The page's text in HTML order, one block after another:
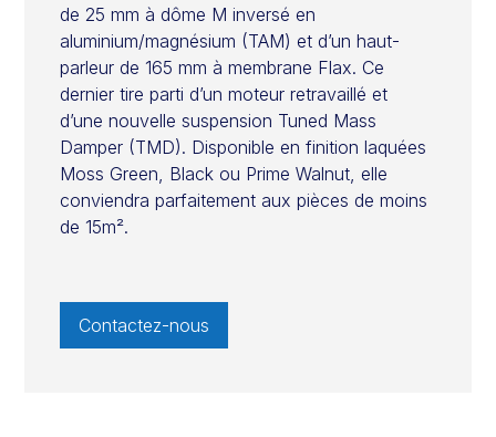
de 25 mm à dôme M inversé en
aluminium/magnésium (TAM) et d’un haut-
parleur de 165 mm à membrane Flax. Ce
dernier tire parti d’un moteur retravaillé et
d’une nouvelle suspension Tuned Mass
Damper (TMD). Disponible en finition laquées
Moss Green, Black ou Prime Walnut, elle
conviendra parfaitement aux pièces de moins
de 15m².
Contactez-nous